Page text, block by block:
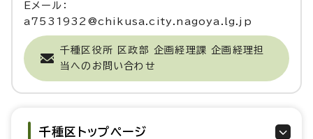
Eメール：
a7531932@chikusa.city.nagoya.lg.jp
千種区役所 区政部 企画経理課 企画経理担
当へのお問い合わせ
千種区トップページ